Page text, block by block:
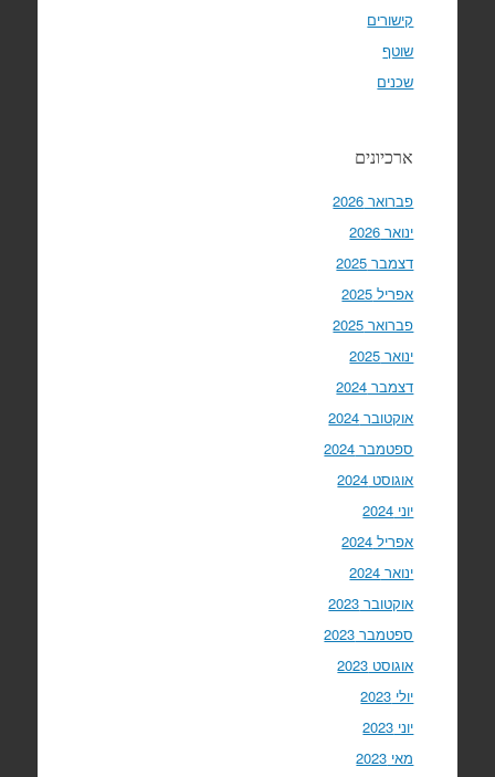
קישורים
שוטף
שכנים
ארכיונים
פברואר 2026
ינואר 2026
דצמבר 2025
אפריל 2025
פברואר 2025
ינואר 2025
דצמבר 2024
אוקטובר 2024
ספטמבר 2024
אוגוסט 2024
יוני 2024
אפריל 2024
ינואר 2024
אוקטובר 2023
ספטמבר 2023
אוגוסט 2023
יולי 2023
יוני 2023
מאי 2023